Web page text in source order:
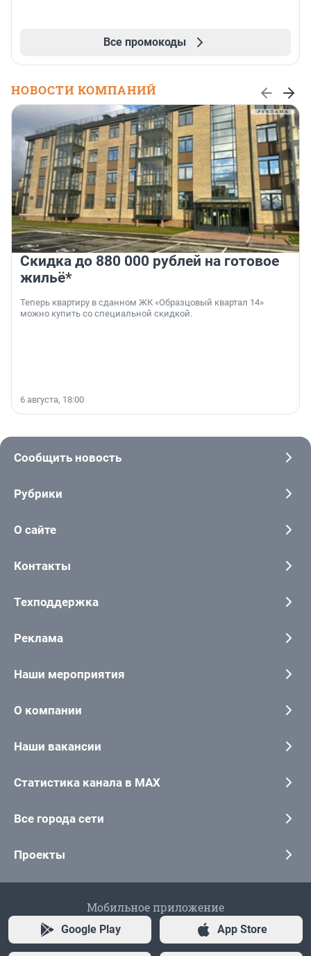
Все промокоды
НОВОСТИ КОМПАНИЙ
Скидка до 880 000 рублей на готовое
жильё*
Теперь квартиру в сданном ЖК «Образцовый квартал 14»
можно купить со специальной скидкой.
6 августа, 18:00
Сообщить новость
Рубрики
О сайте
Контакты
Техподдержка
Реклама
Наши мероприятия
О компании
Наши вакансии
Статистика канала в MAX
Все города сети
Проекты
Мобильное приложение
Google Play App Store